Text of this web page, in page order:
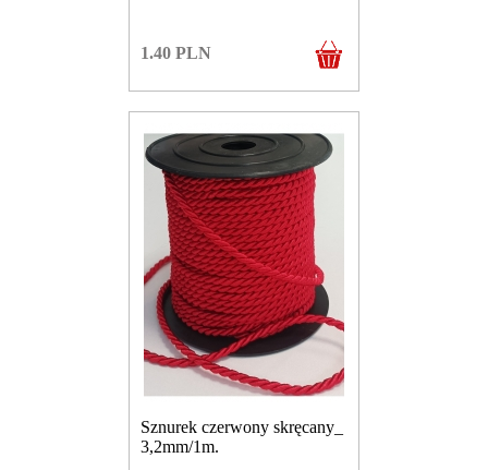
1.40 PLN
Sznurek czerwony skręcany_
3,2mm/1m.